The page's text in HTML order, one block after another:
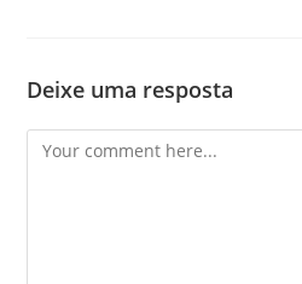
Deixe uma resposta